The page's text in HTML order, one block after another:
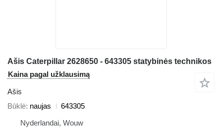
Ašis Caterpillar 2628650 - 643305 statybinės technikos
Kaina pagal užklausimą
Ašis
Būklė naujas
643305
Nyderlandai, Wouw